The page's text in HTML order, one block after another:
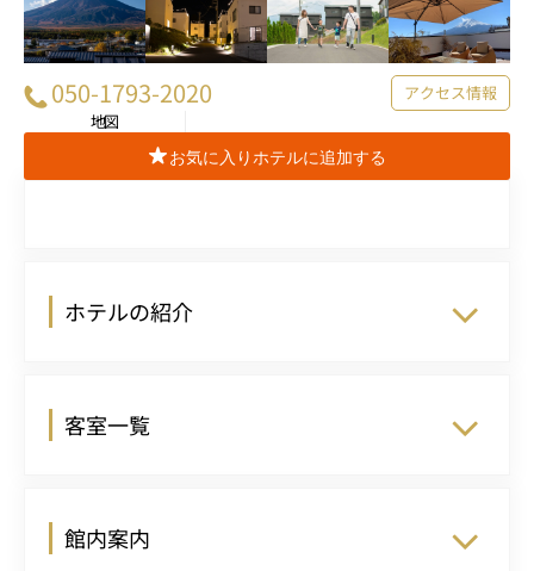
050-1793-2020
アクセス情報
地図
お気に入りホテルに追加する
ホテルの紹介
客室一覧
館内案内